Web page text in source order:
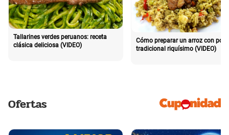
Tallarines verdes peruanos: receta
clásica deliciosa (VIDEO)
Cómo preparar un arroz con pollo
tradicional riquísimo (VIDEO)
Ofertas